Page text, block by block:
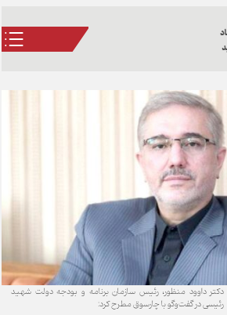
دکتر داوود منظور، رئیس سازمان برنامه و بودجه دولت شهید
رئیسی در گفت‌وگو با چارسوق مطرح کرد: